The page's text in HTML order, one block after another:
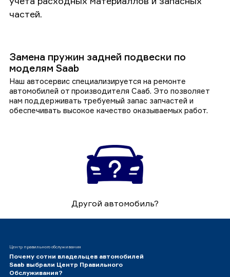
частей.
Замена пружин задней подвески по
моделям Saab
Наш автосервис специализируется на ремонте
автомобилей от производителя Сааб. Это позволяет
нам поддерживать требуемый запас запчастей и
обеспечивать высокое качество оказываемых работ.
Другой автомобиль?
Центр правильного обслуживания
Почему сотни владельцев автомобилей
Saab выбрали Центр Правильного
Обслуживания?